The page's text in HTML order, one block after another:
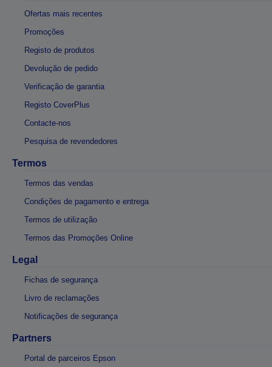
Ofertas mais recentes
Promoções
Registo de produtos
Devolução de pedido
Verificação de garantia
Registo CoverPlus
Contacte-nos
Pesquisa de revendedores
Termos
Termos das vendas
Condições de pagamento e entrega
Termos de utilização
Termos das Promoções Online
Legal
Fichas de segurança
Livro de reclamações
Notificações de segurança
Partners
Portal de parceiros Epson